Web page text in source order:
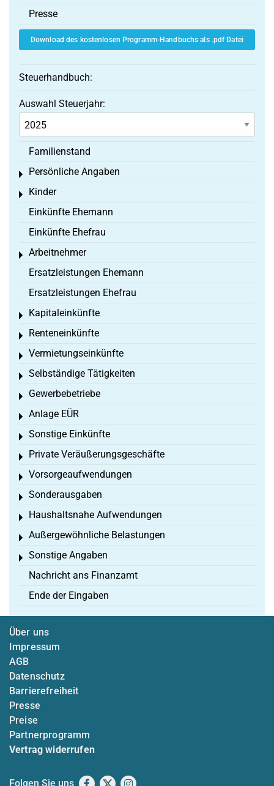
Presse
Download des kostenlosen Programm-Handbuchs als .pdf Datei
Steuerhandbuch:
Auswahl Steuerjahr:
Familienstand
Persönliche Angaben
Toggle menu
Kinder
Toggle menu
Einkünfte Ehemann
Einkünfte Ehefrau
Arbeitnehmer
Toggle menu
Ersatzleistungen Ehemann
Ersatzleistungen Ehefrau
Kapitaleinkünfte
Toggle menu
Renteneinkünfte
Toggle menu
Vermietungseinkünfte
Toggle menu
Selbständige Tätigkeiten
Toggle menu
Gewerbebetriebe
Toggle menu
Anlage EÜR
Toggle menu
Sonstige Einkünfte
Toggle menu
Private Veräußerungsgeschäfte
Toggle menu
Vorsorgeaufwendungen
Toggle menu
Sonderausgaben
Toggle menu
Haushaltsnahe Aufwendungen
Toggle menu
Außergewöhnliche Belastungen
Toggle menu
Sonstige Angaben
Toggle menu
Nachricht ans Finanzamt
Ende der Eingaben
Über uns
Impressum
AGB
Datenschutz
Barrierefreiheit
Presse
Preise
Partnerprogramm
Vertrag widerrufen
Folgen Sie uns Facebook
X Instagram